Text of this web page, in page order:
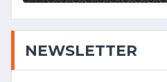
NEWSLETTER